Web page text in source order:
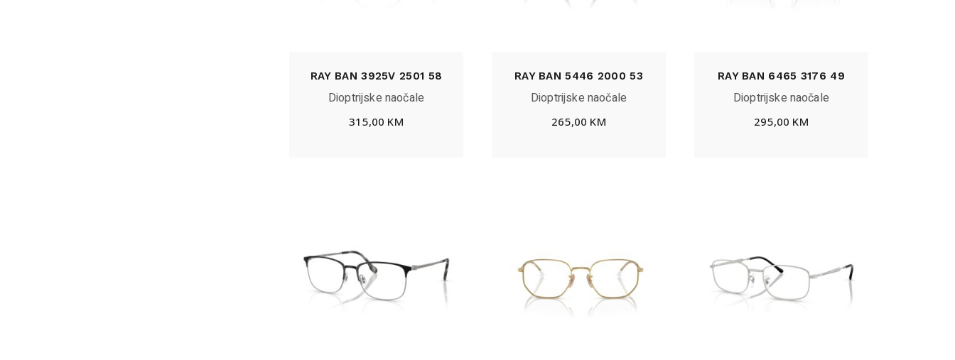
RAY BAN 3925V 2501 58
Dioptrijske naočale
315,00 KM
RAY BAN 5446 2000 53
Dioptrijske naočale
265,00 KM
RAY BAN 6465 3176 49
Dioptrijske naočale
295,00 KM